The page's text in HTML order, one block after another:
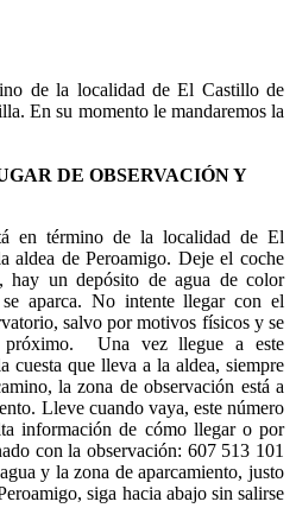
de la localidad de El Castillo de
En su momento le mandaremos la
DE OBSERVACIÓN Y
en término de la localidad de El
aldea de Peroamigo. Deje el coche
hay un depósito de agua de color
aparca. No intente llegar con el
salvo por motivos físicos y se
próximo. Una vez llegue a este
cuesta que lleva a la aldea, siempre
la zona de observación está a
Lleve cuando vaya, este número
información de cómo llegar o por
con la observación: 607 513 101
y la zona de aparcamiento, justo
siga hacia abajo sin salirse